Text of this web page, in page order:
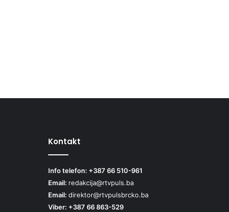
Kontakt
Info telefon: +387 66 510-961
Email: redakcija@rtvpuls.ba
Email: direktor@rtvpulsbrcko.ba
Viber: +387 66 863-529